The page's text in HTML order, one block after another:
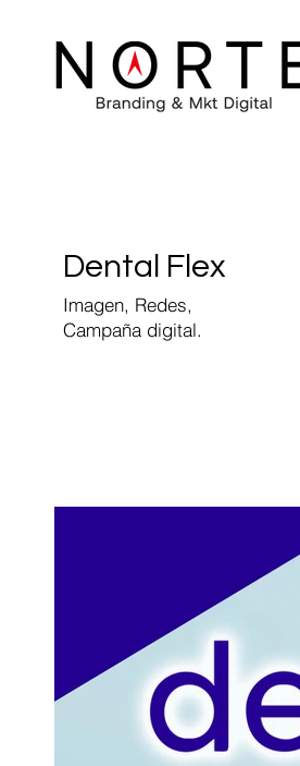
Dental Flex
Imagen, Redes,
Campaña digital.